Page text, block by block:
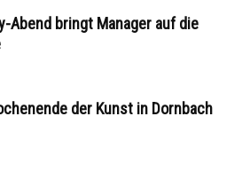
Abend bringt Manager auf die
der Kunst in Dornbach